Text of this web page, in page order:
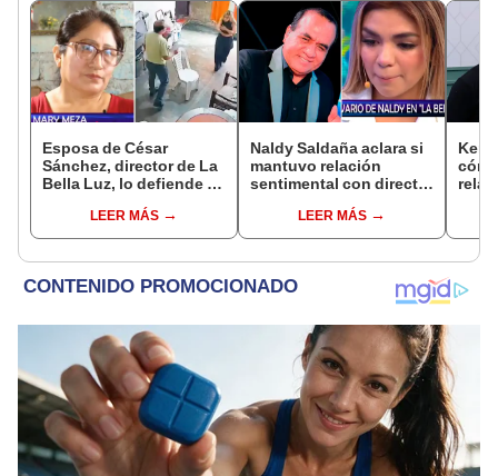
Esposa de César
Sánchez, director de La
Bella Luz, lo defiende y
relación clandestina
con Naldy Saldaña:
LEER MÁS
Naldy Saldaña aclara si
mantuvo relación
sentimental con director
denunciarlo por
tocamientos: “Me
LEER MÁS